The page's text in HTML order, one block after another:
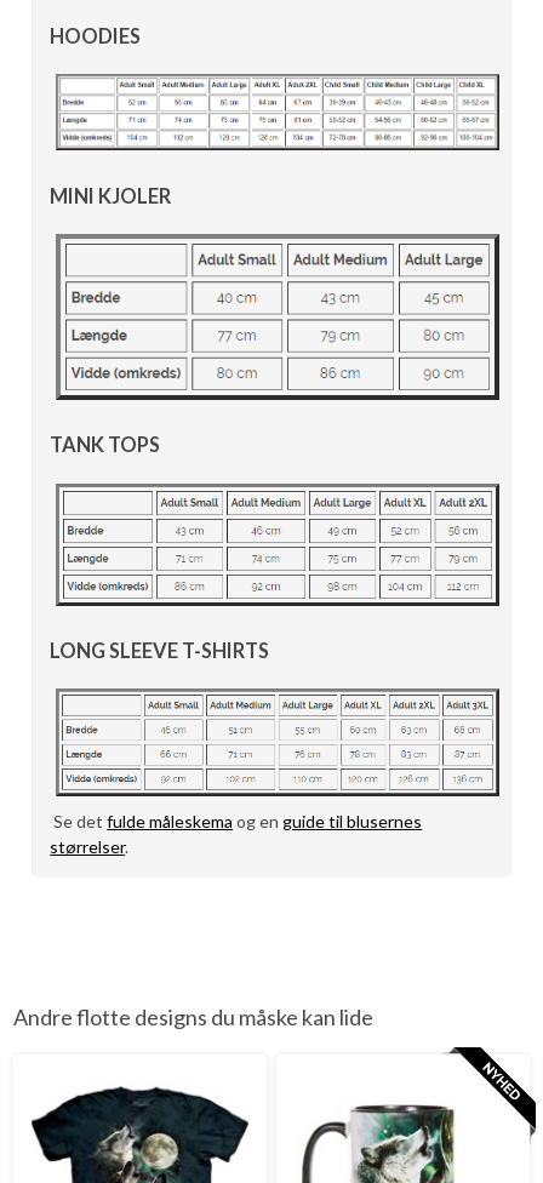
HOODIES
MINI KJOLER
TANK TOPS
LONG SLEEVE T-SHIRTS
Se detfulde måleskema og enguide til blusernes
størrelser.
Andre flotte designs du måske kan lide